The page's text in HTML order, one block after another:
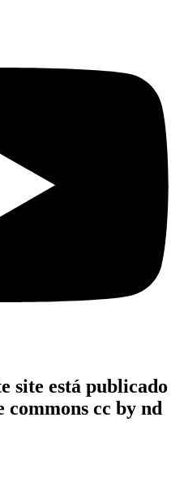
site está publicado
commons cc by nd